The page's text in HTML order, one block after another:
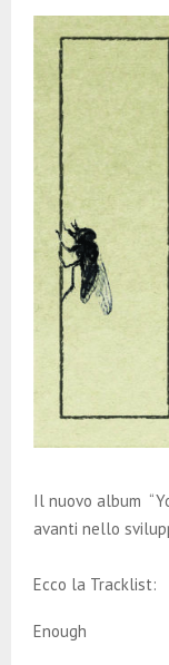
Il nuovo album
avanti nello
Ecco la Tracklist:
Enough